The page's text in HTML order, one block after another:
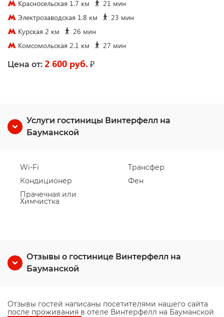
Красносельская 1.7 км
21 мин
Электрозаводская 1.8 км
23 мин
Курская 2 км
26 мин
Комсомольская 2.1 км
27 мин
Цена от: 2 600 руб. ₽
Услуги гостиницы Винтерфелл на
Бауманской
Wi-Fi
Кондиционер
Прачечная или
Химчистка
Трансфер
Фен
Отзывы о гостинице Винтерфелл на
Бауманской
Отзывы гостей написаны посетителями нашего сайта
после проживания в отеле Винтерфелл на Бауманской